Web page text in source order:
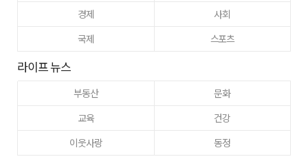
경제
사회
국제
스포츠
라이프 뉴스
부동산
문화
교육
건강
이웃사랑
동정